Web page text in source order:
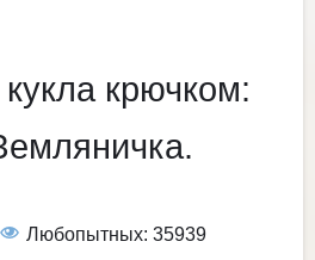
крючком:
Любопытных: 35939